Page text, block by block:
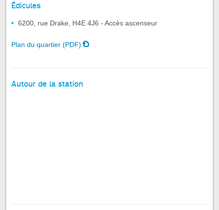
Édicules
6200, rue Drake, H4E 4J6 - Accès ascenseur
Plan du quartier (PDF)
Autour de la station